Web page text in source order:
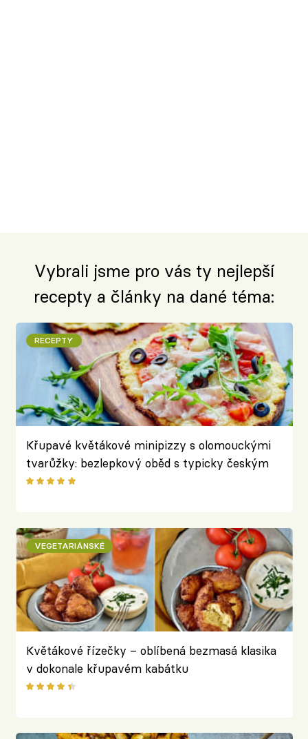
Vybrali jsme pro vás ty nejlepší
recepty a články na dané téma:
RECEPTY
Křupavé květákové minipizzy s olomouckými
tvarůžky: bezlepkový oběd s typicky českým
sýrem
VEGETARIÁNSKÉ
Květákové řízečky – oblíbená bezmasá klasika
v dokonale křupavém kabátku